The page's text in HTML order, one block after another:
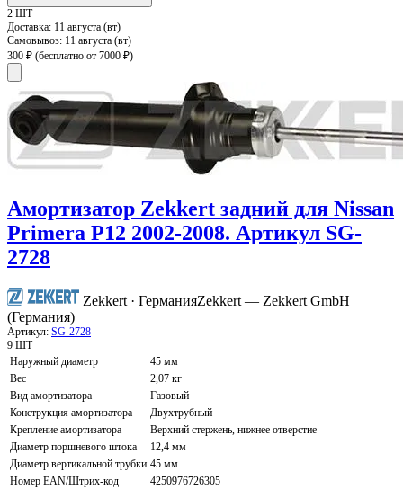
2 ШТ
Доставка: 11 августа (вт)
Самовывоз: 11 августа (вт)
300 ₽ (бесплатно от 7000 ₽)
Амортизатор Zekkert задний для Nissan
Primera P12 2002-2008. Артикул SG-
2728
Zekkert · ГерманияZekkert — Zekkert GmbH
(Германия)
Артикул: SG-2728
9 ШТ
Наружный диаметр
45 мм
Вес
2,07 кг
Вид амортизатора
Газовый
Конструкция амортизатора
Двухтрубный
Крепление амортизатора
Верхний стержень, нижнее отверстие
Диаметр поршневого штока
12,4 мм
Диаметр вертикальной трубки 45 мм
Номер EAN/Штрих-код
4250976726305